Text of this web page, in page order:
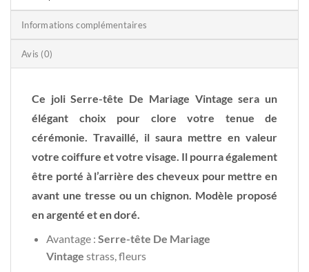
Informations complémentaires
Avis (0)
Ce joli Serre-tête De Mariage Vintage sera un
élégant choix pour clore votre tenue de
cérémonie. Travaillé, il saura mettre en valeur
votre coiffure et votre visage. Il pourra également
être porté à l’arrière des cheveux pour mettre en
avant une tresse ou un chignon. Modèle proposé
en argenté et en doré.
Avantage : Serre-tête De Mariage
Vintage strass, fleurs